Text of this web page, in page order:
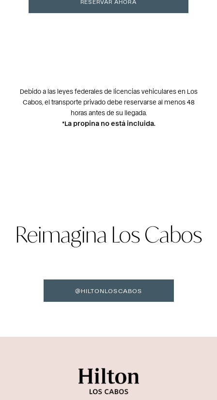
Debido a las leyes federales de licencias vehiculares en Los
Cabos, el transporte privado debe reservarse al menos 48
horas antes de su llegada.
*La propina no está incluida.
Reimagina Los Cabos
@HILTONLOSCABOS